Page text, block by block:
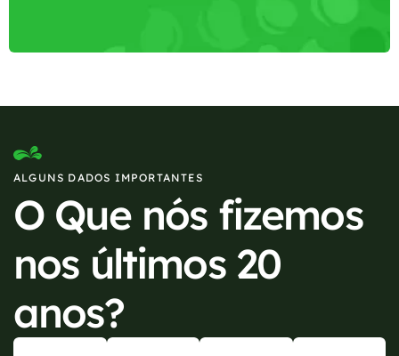
ALGUNS DADOS IMPORTANTES
O Que nós fizemos
nos últimos 20
anos?